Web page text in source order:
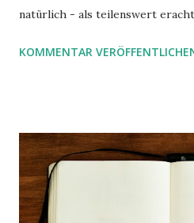
natürlich - als teilenswert
KOMMENTAR